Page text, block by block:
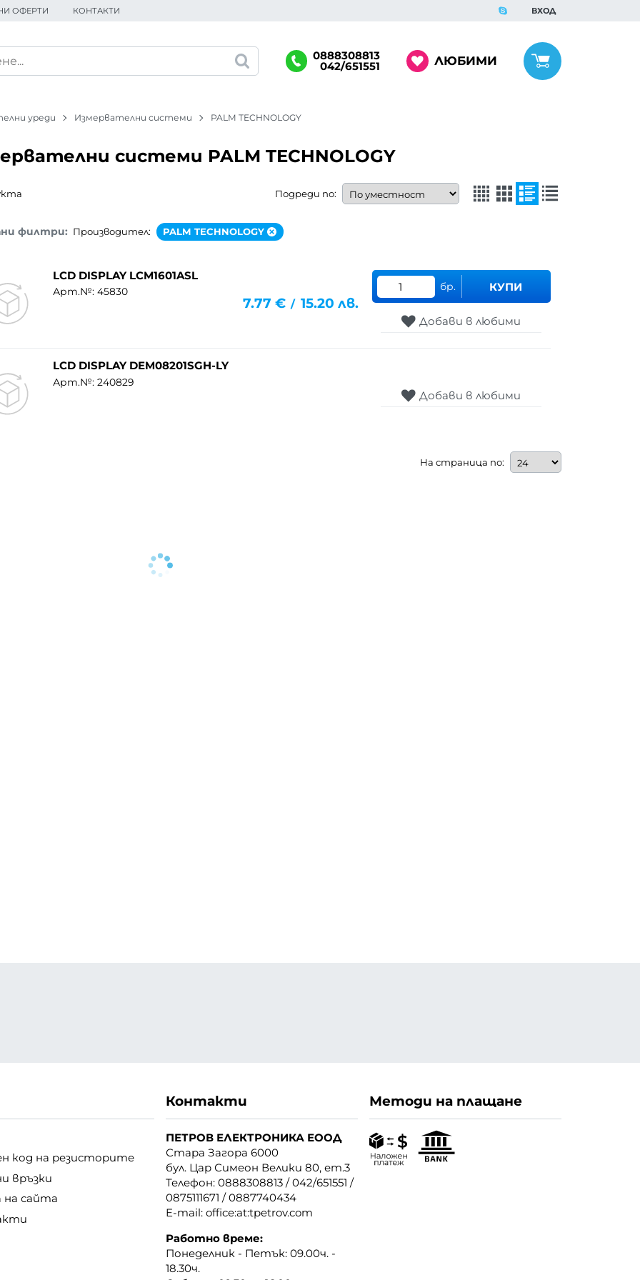
ОФЕРТИ КОНТАКТИ ВХОД
0888308813
042/651551 ЛЮБИМИ
уреди Измервателни системи PALM TECHNOLOGY
системи PALM TECHNOLOGY
Подреди по:
филтри: Производител: PALM TECHNOLOGY
LCD DISPLAY LCM1601ASL
Арт.№: 45830
7.77 € / 15.20 лв.
бр. КУПИ
Добави в любими
LCD DISPLAY DEM08201SGH-LY
Арт.№: 240829
Добави в любими
На страница по:
код на резисторите
връзки
сайта
Контакти
ПЕТРОВ ЕЛЕКТРОНИКА ЕООД
Стара Загора 6000
бул. Цар Симеон Велики 80, ет.3
Телефон:0888308813 /042/651551 /
0875111671 /0887740434
E-mail:office:at:tpetrov.com
Работно време:
Понеделник - Петък: 09.00ч. -
18.30ч.
Методи на плащане